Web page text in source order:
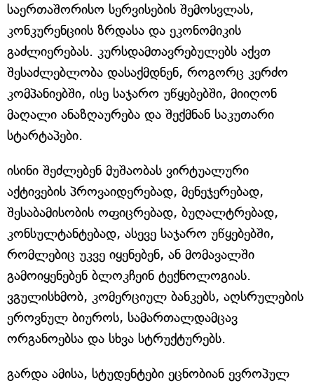
საერთაშორისო სერვისების შემოსვლას,
კონკურენციის ზრდასა და ეკონომიკის
გაძლიერებას. კურსდამთავრებულებს აქვთ
შესაძლებლობა დასაქმდნენ, როგორც კერძო
კომპანიებში, ისე საჯარო უწყებებში, მიიღონ
მაღალი ანაზღაურება და შექმნან საკუთარი
სტარტაპები.
ისინი შეძლებენ მუშაობას ვირტუალური
აქტივების პროვაიდერებად, მენეჯერებად,
შესაბამისობის ოფიცრებად, ბუღალტრებად,
კონსულტანტებად, ასევე საჯარო უწყებებში,
რომლებიც უკვე იყენებენ, ან მომავალში
გამოიყენებენ ბლოკჩეინ ტექნოლოგიას.
ვგულისხმობ, კომერციულ ბანკებს, აღსრულების
ეროვნულ ბიუროს, სამართალდამცავ
ორგანოებსა და სხვა სტრუქტურებს.
გარდა ამისა, სტუდენტები ეცნობიან ევროპულ